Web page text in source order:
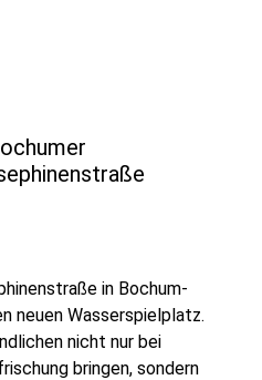
in Bochum-
neuen Wasserspielplatz.
nicht nur bei
bringen, sondern